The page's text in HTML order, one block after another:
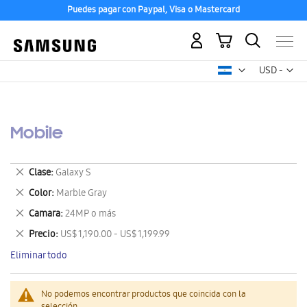
Puedes pagar con Paypal, Visa o Mastercard
USD -
dólar
Mi carrito
Mobile
No podemos encontrar productos que coincida con la
Clase Galaxy S
Eliminar
este
artículo
Color Marble Gray
Eliminar
este
artículo
Camara 24MP o más
Eliminar
este
artículo
Precio US$ 1,190.00 - US$ 1,199.99
Eliminar
este
artículo
Eliminar todo